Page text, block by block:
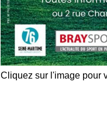
Cliquez sur l'image pour